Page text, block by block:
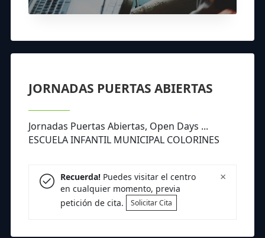
JORNADAS PUERTAS ABIERTAS
Jornadas Puertas Abiertas, Open Days ...
ESCUELA INFANTIL MUNICIPAL COLORINES
×
Recuerda!Puedes visitar el centro
en cualquier momento, previa
petición de cita.
Solicitar Cita